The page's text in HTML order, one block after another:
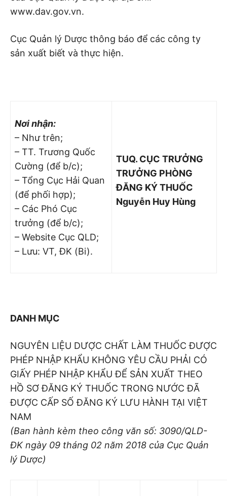
www.dav.gov.vn.
Cục Quản lý Dược thông báo để các công ty
sản xuất biết và thực hiện.
Nơi nhận:
– Như trên;
– TT. Trương Quốc
Cường (để b/c);
– Tổng Cục Hải Quan
(để phối hợp);
– Các Phó Cục
trưởng (để b/c);
– Website Cục QLD;
– Lưu: VT, ĐK (Bi).
TUQ. CỤC TRƯỞNG
TRƯỞNG PHÒNG
ĐĂNG KÝ THUỐC
Nguyễn Huy Hùng
DANH MỤC
NGUYÊN LIỆU DƯỢC CHẤT LÀM THUỐC ĐƯỢC
PHÉP NHẬP KHẨU KHÔNG YÊU CẦU PHẢI CÓ
GIẤY PHÉP NHẬP KHẨU ĐỂ SẢN XUẤT THEO
HỒ SƠ ĐĂNG KÝ THUỐC TRONG NƯỚC ĐÃ
ĐƯỢC CẤP SỐ ĐĂNG KÝ LƯU HÀNH TẠI VIỆT
NAM
(Ban hành kèm theo công văn số: 3090/QLD-
ĐK ngày 09 tháng 02 năm 2018 của Cục Quản
lý Dược)